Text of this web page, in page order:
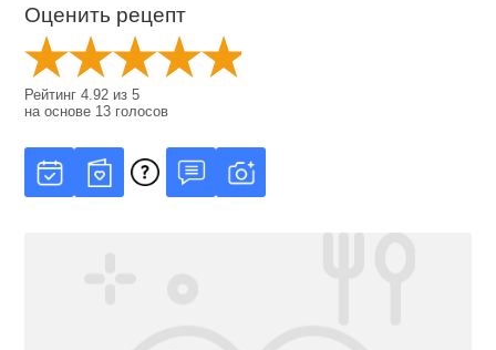
Оценить рецепт
Рейтинг4.92 из5
на основе 13 голосов